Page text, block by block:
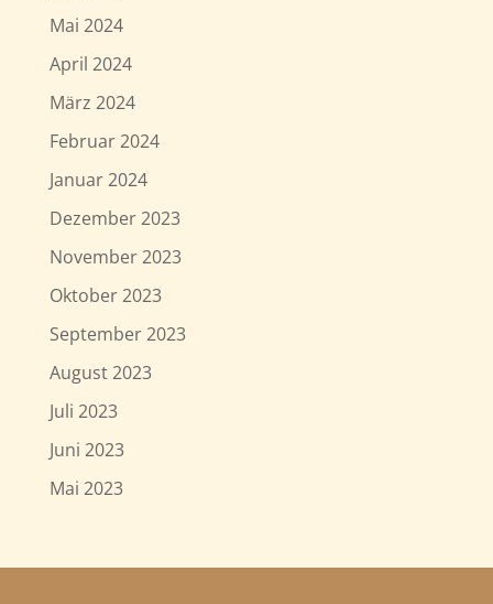
Mai 2024
April 2024
März 2024
Februar 2024
Januar 2024
Dezember 2023
November 2023
Oktober 2023
September 2023
August 2023
Juli 2023
Juni 2023
Mai 2023